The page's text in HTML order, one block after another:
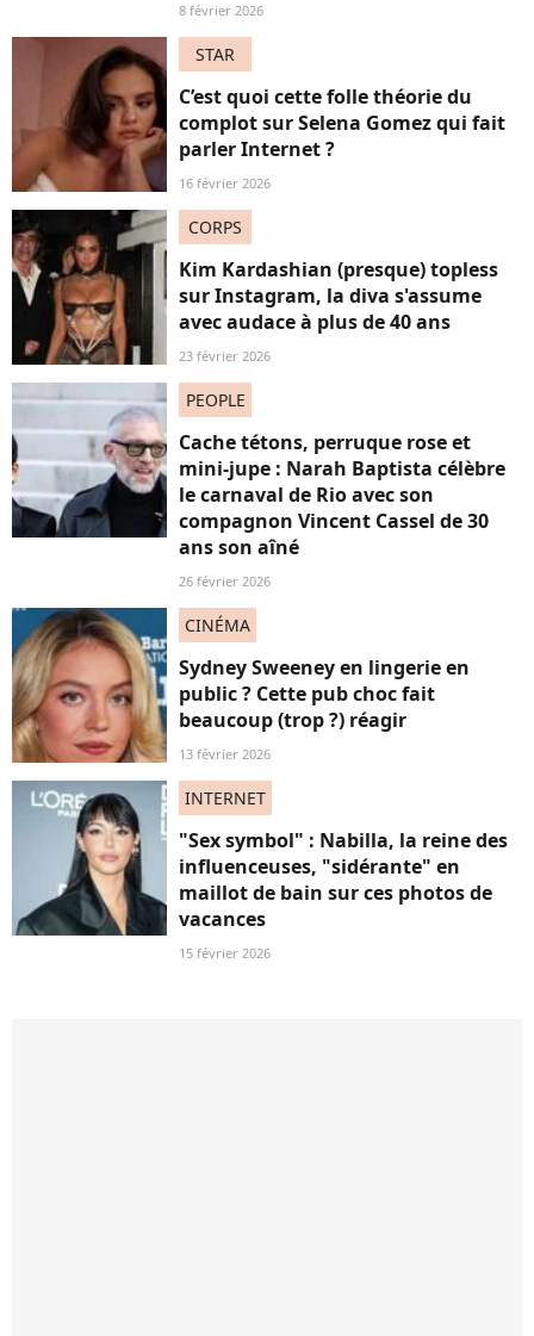
8 février 2026
STAR
C’est quoi cette folle théorie du
complot sur Selena Gomez qui fait
parler Internet ?
16 février 2026
CORPS
Kim Kardashian (presque) topless
sur Instagram, la diva s'assume
avec audace à plus de 40 ans
23 février 2026
PEOPLE
Cache tétons, perruque rose et
mini-jupe : Narah Baptista célèbre
le carnaval de Rio avec son
compagnon Vincent Cassel de 30
ans son aîné
26 février 2026
CINÉMA
Sydney Sweeney en lingerie en
public ? Cette pub choc fait
beaucoup (trop ?) réagir
13 février 2026
INTERNET
"Sex symbol" : Nabilla, la reine des
influenceuses, "sidérante" en
maillot de bain sur ces photos de
vacances
15 février 2026